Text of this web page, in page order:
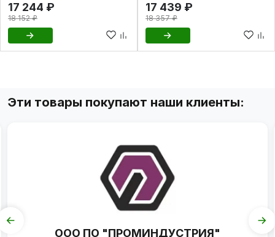
17 244 ₽
18 152 ₽
17 439 ₽
18 357 ₽
Эти товары покупают наши клиенты:
ООО ПО "ПРОМИНДУСТРИЯ"